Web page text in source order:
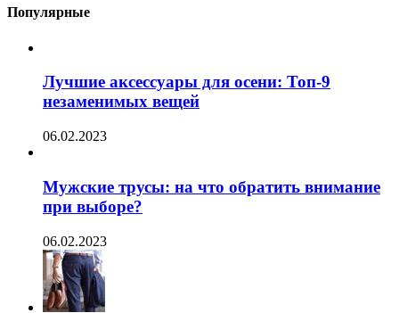
Популярные
Лучшие аксессуары для осени: Топ-9
незаменимых вещей
06.02.2023
Мужские трусы: на что обратить внимание
при выборе?
06.02.2023